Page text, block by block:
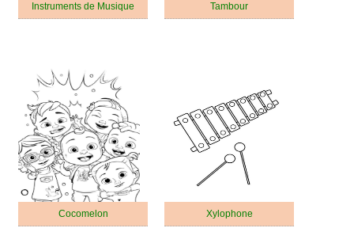
Instruments de Musique Tambour
Cocomelon Xylophone